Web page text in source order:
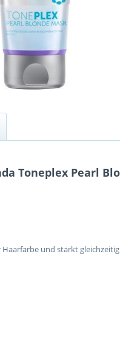
Toneplex Pearl
und stärkt